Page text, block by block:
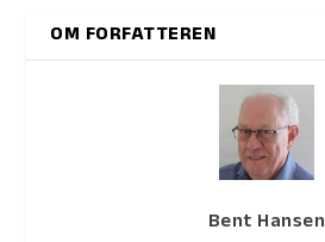
OM FORFATTEREN
Bent Hansen